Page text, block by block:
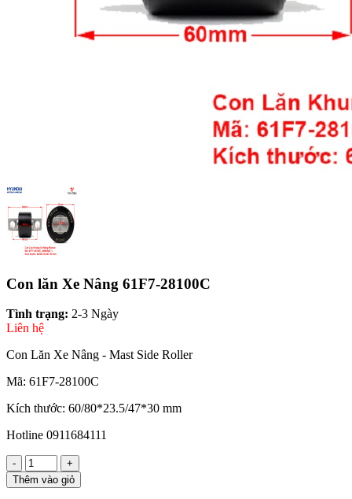
Con lăn Xe Nâng 61F7-28100C
Tình trạng: 2-3 Ngày
Liên hệ
Con Lăn Xe Nâng - Mast Side Roller
Mã: 61F7-28100C
Kích thước: 60/80*23.5/47*30 mm
Hotline 0911684111
-
+
Thêm vào giỏ